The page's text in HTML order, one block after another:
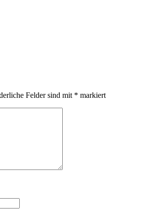
Felder sind mit * markiert